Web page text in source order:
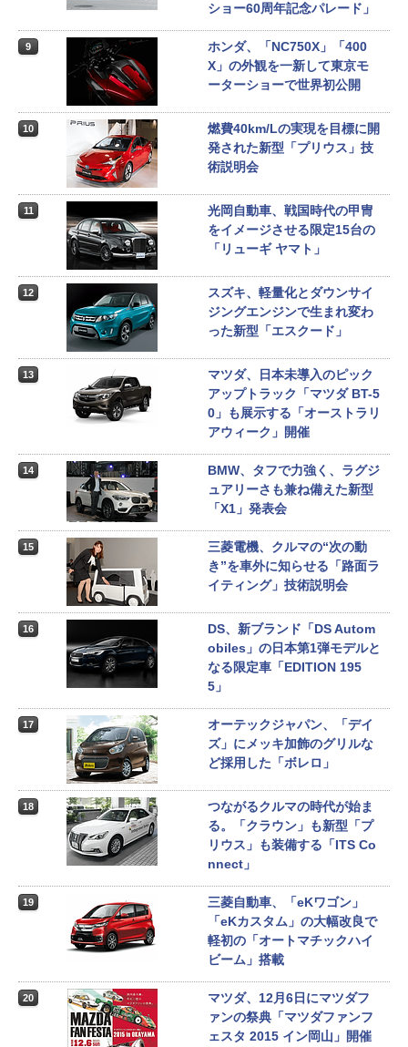
ショー60周年記念パレード」
9
ホンダ、「NC750X」「400
X」の外観を一新して東京モ
ーターショーで世界初公開
10
燃費40km/Lの実現を目標に開
発された新型「プリウス」技
術説明会
11
光岡自動車、戦国時代の甲冑
をイメージさせる限定15台の
「リューギ ヤマト」
12
スズキ、軽量化とダウンサイ
ジングエンジンで生まれ変わ
った新型「エスクード」
13
マツダ、日本未導入のピック
アップトラック「マツダ BT-5
0」も展示する「オーストラリ
アウィーク」開催
14
BMW、タフで力強く、ラグジ
ュアリーさも兼ね備えた新型
「X1」発表会
15
三菱電機、クルマの“次の動
き”を車外に知らせる「路面ラ
イティング」技術説明会
16
DS、新ブランド「DS Autom
obiles」の日本第1弾モデルと
なる限定車「EDITION 195
5」
17
オーテックジャパン、「デイ
ズ」にメッキ加飾のグリルな
ど採用した「ボレロ」
18
つながるクルマの時代が始ま
る。「クラウン」も新型「プ
リウス」も装備する「ITS Co
nnect」
19
三菱自動車、「eKワゴン」
「eKカスタム」の大幅改良で
軽初の「オートマチックハイ
ビーム」搭載
20
マツダ、12月6日にマツダフ
ァンの祭典「マツダファンフ
ェスタ 2015 イン岡山」開催